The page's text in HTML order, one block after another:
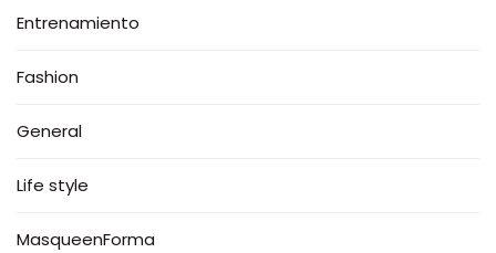
Entrenamiento
Fashion
General
Life style
MasqueenForma